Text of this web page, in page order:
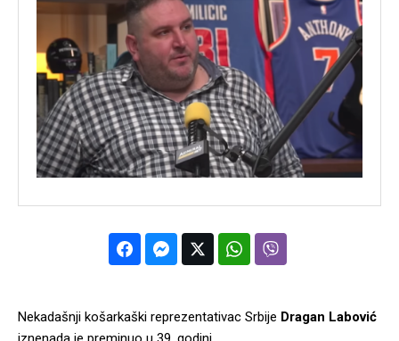
Nekadašnji košarkaški reprezentativac Srbije Dragan Labović